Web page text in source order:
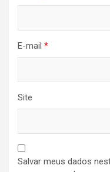
E-mail *
Site
Salvar meus dados